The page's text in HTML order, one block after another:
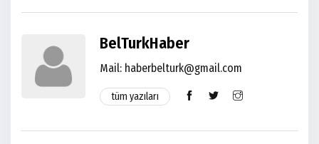
BelTurkHaber
Mail: haberbelturk@gmail.com
tüm yazıları